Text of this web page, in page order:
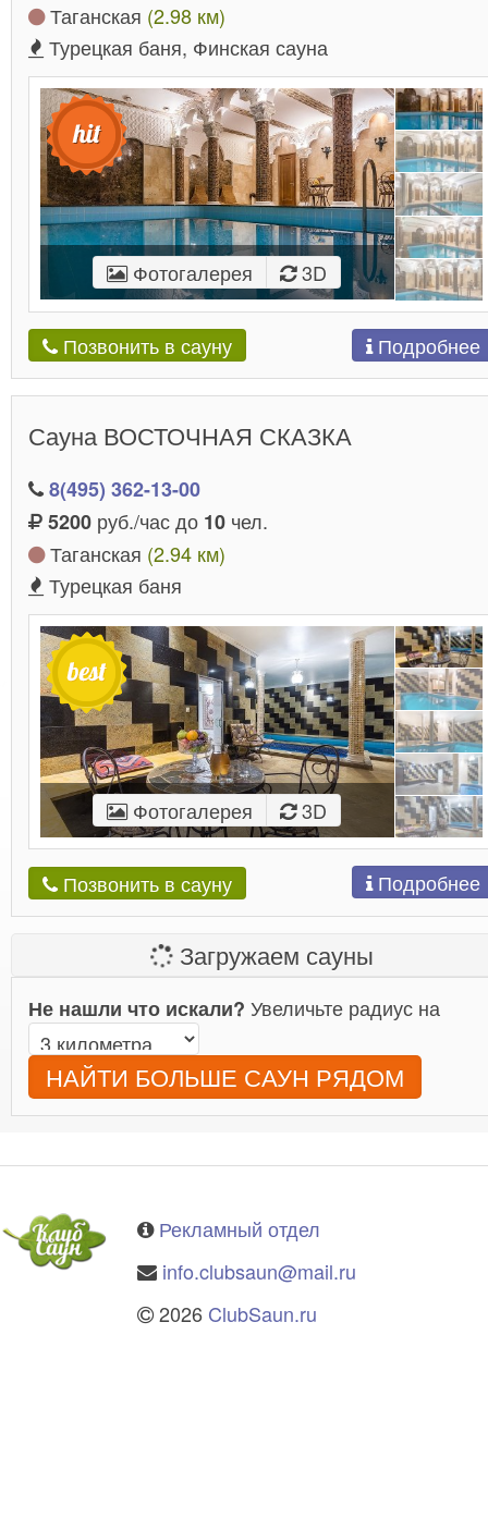
Таганская (2.98 км)
Турецкая баня, Финская сауна
Фотогалерея 3D
Позвонить в сауну Подробнее
Сауна ВОСТОЧНАЯ СКАЗКА
8(495) 362-13-00
5200 руб./час до 10 чел.
Таганская (2.94 км)
Турецкая баня
Фотогалерея 3D
Позвонить в сауну Подробнее
Загружаем сауны
Не нашли что искали? Увеличьте радиус на
НАЙТИ БОЛЬШЕ САУН РЯДОМ
Рекламный отдел
info.clubsaun@mail.ru
2026 ClubSaun.ru